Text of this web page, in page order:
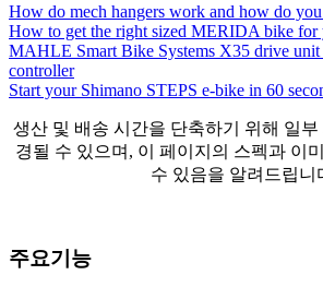
How do mech hangers work and how do you
How to get the right sized MERIDA bike for
MAHLE Smart Bike Systems X35 drive
controller
Start your Shimano STEPS e-bike in 60
생산 및 배송 시간을 단축하기 위해 일부
경될 수 있으며, 이 페이지의 스펙과 이
수 있음을 알려드립니
주요기능